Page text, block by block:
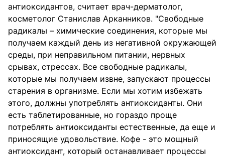
антиоксидантов, считает врач-дерматолог,
косметолог Станислав Арканников. "Свободные
радикалы – химические соединения, которые мы
получаем каждый день из негативной окружающей
среды, при неправильном питании, нервных
срывах, стрессах. Все свободные радикалы,
которые мы получаем извне, запускают процессы
старения в организме. Если мы хотим избежать
этого, должны употреблять антиоксиданты. Они
есть таблетированные, но гораздо проще
потреблять антиоксиданты естественные, да еще и
приносящие удовольствие. Кофе - это мощный
антиоксидант, который останавливает процессы